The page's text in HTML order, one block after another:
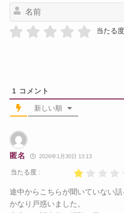
当たる度
1 コメント
新しい順
匿名 2026年1月30日 13:13
当たる度 :
途中からこちらが聞いていない話
かなり戸惑いました。